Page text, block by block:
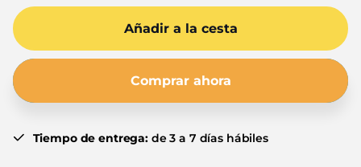
Añadir a la cesta
Comprar ahora
Tiempo de entrega: de 3 a 7 días hábiles